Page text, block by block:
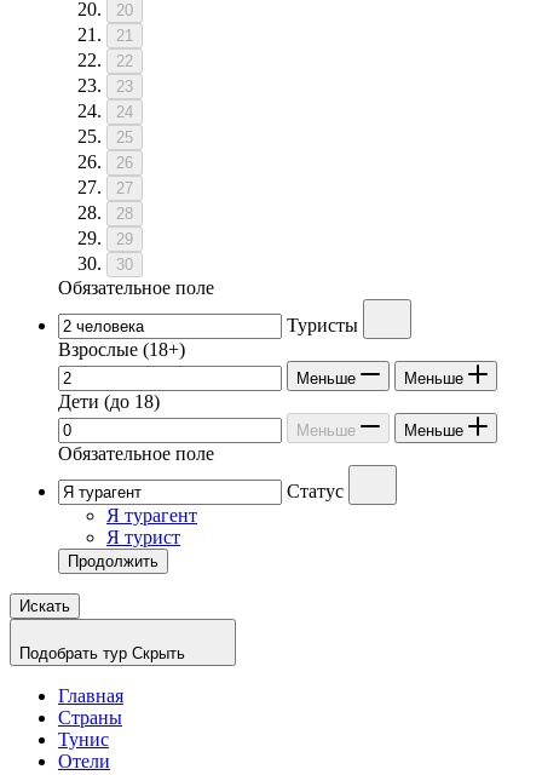
20
21
22
23
24
25
26
27
28
29
30
Обязательное поле
Туристы
Взрослые (18+)
Меньше Меньше
Дети (до 18)
Меньше Меньше
Обязательное поле
Статус
Я турагент
Я турист
Продолжить
Искать
Подобрать тур Скрыть
Главная
Страны
Тунис
Отели